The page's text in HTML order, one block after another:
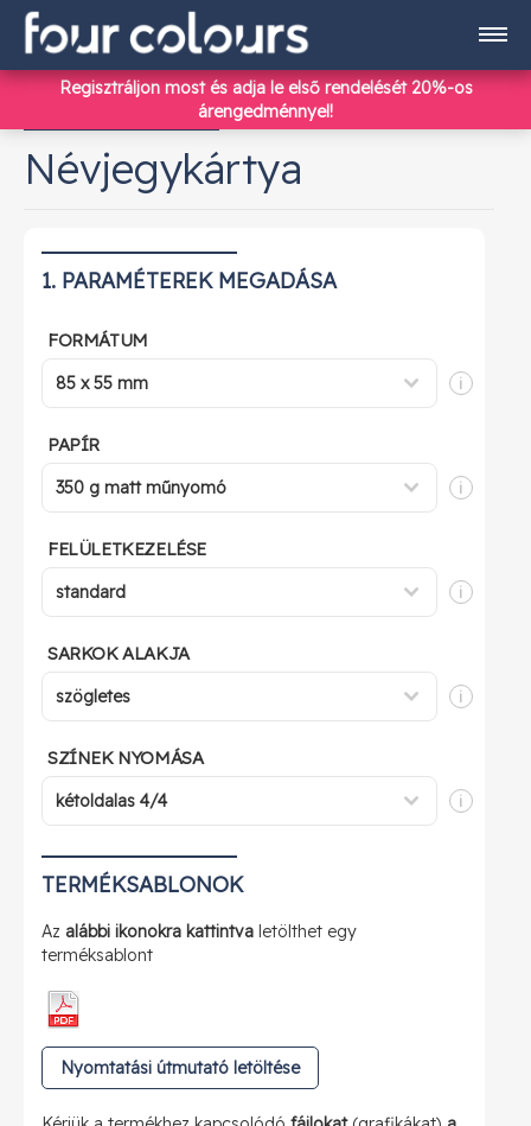
Bejelentkezés
info@fourcolours.hu
Regisztráljon mostés adja le első rendelését 20%-os
árengedménnyel!
Névjegykártya
1. PARAMÉTEREK MEGADÁSA
FORMÁTUM
i
PAPÍR
i
FELÜLETKEZELÉSE
i
SARKOK ALAKJA
i
SZÍNEK NYOMÁSA
i
TERMÉKSABLONOK
Az alábbi ikonokra kattintva letölthet egy
terméksablont
Nyomtatási útmutató letöltése